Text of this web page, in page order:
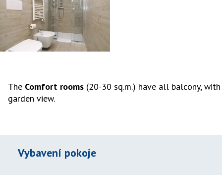
The Comfort rooms (20-30 sq.m.) have all balcony, with
garden view.
Vybavení pokoje